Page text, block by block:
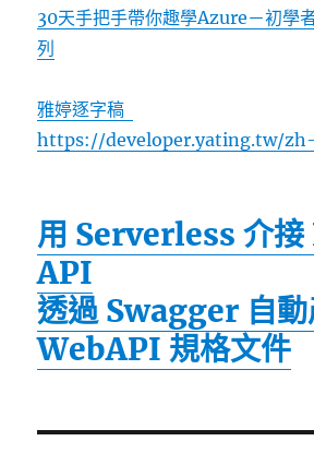
30天手把手帶你趣學Azure－初學
列
雅婷逐字稿
https://developer.yating.tw/
用 Serverless 介
API
透過 Swagger 自動
WebAPI 規格文件